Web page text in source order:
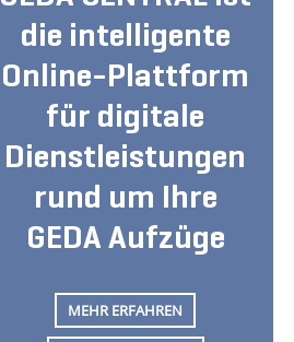
die intelligente
Online-Plattform
für digitale
Dienstleistungen
rund um Ihre
GEDA Aufzüge
MEHR ERFAHREN